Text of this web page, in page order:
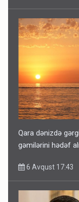
Qara dənizdə
gəmilərini hədəf
6 Avqust 17:43